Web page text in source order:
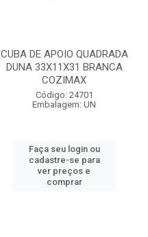
CUBA DE APOIO QUADRADA
DUNA 33X11X31 BRANCA
COZIMAX
Código: 24701
Embalagem: UN
Faça seu login ou
cadastre-se para
ver preços e
comprar